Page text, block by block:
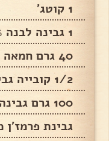
1 קוטג'
1 גבינה לבנה 5%
40 גרם חמאה
1/2 קובייה גבינה בולגרית מלוחה
100 גרם גבינה צהובה מגורדת
גבינת